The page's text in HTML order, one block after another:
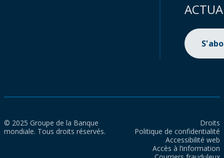
© 2025 Groupe de la Banque
mondiale. Tous droits réservés.
Droits
Politique de confidentialité
Accessibilité web
Accès à l’information